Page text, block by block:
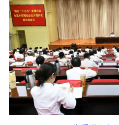
走进巴彦淖尔
行政区划 自然地
人文历史